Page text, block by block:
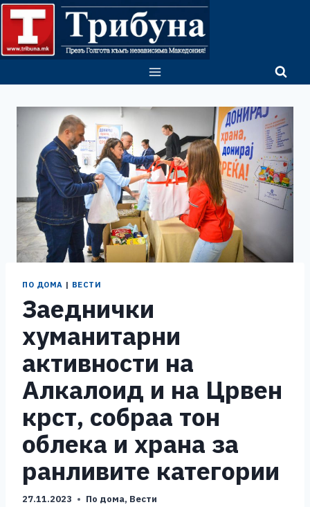
Skip
content
ПО ДОМА | ВЕСТИ
Заеднички
хуманитарни
активности на
Алкалоид и на Црвен
крст, собраа тон
облека и храна за
ранливите категории
27.11.2023 По дома, Вести